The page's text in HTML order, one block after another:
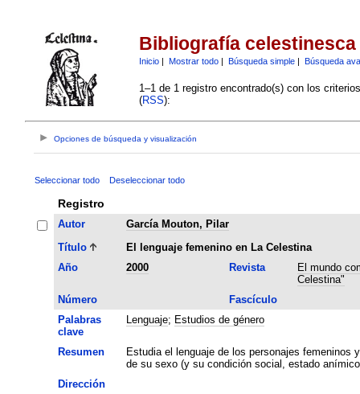
Bibliografía celestinesca
Inicio| Mostrar todo| Búsqueda simple| Búsqueda
1–1 de 1 registro encontrado(s) con los
(RSS):
Opciones de búsqueda y visualización
Seleccionar todo Deseleccionar todo
Registro
Autor
García Mouton, Pilar
Título
El lenguaje femenino en La Celestina
Año
2000 Revista
El mundo
Celestina"
Número
Fascículo
Palabras
clave
Lenguaje; Estudios de género
Resumen
Estudia el lenguaje de los personajes femeninos
de su sexo (y su condición social, estado
Dirección